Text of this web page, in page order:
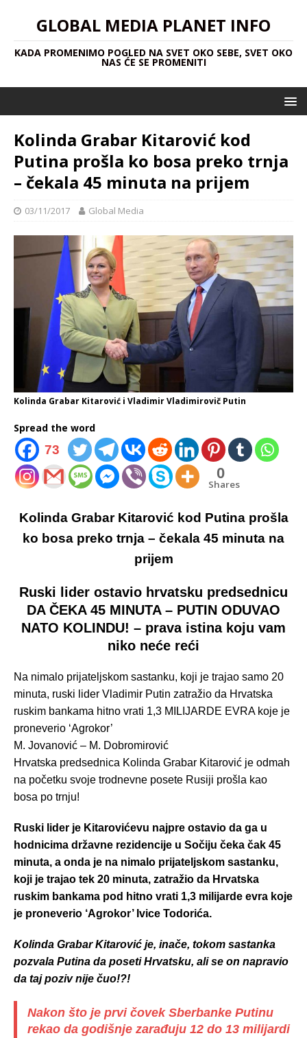
GLOBAL MEDIA PLANET INFO
KADA PROMENIMO POGLED NA SVET OKO SEBE, SVET OKO
NAS ĆE SE PROMENITI
Kolinda Grabar Kitarović kod
Putina prošla ko bosa preko trnja
– čekala 45 minuta na prijem
03/11/2017 Global Media
Kolinda Grabar Kitarović i Vladimir Vladimirovič Putin
Spread the word
73
0
Shares
Kolinda Grabar Kitarović kod Putina prošla
ko bosa preko trnja – čekala 45 minuta na
prijem
Ruski lider ostavio hrvatsku predsednicu
DA ČEKA 45 MINUTA – PUTIN ODUVAO
NATO KOLINDU! – prava istina koju vam
niko neće reći
Na nimalo prijateljskom sastanku, koji je trajao samo 20
minuta, ruski lider Vladimir Putin zatražio da Hrvatska
ruskim bankama hitno vrati 1,3 MILIJARDE EVRA koje je
proneverio ‘Agrokor’
M. Jovanović – M. Dobromirović
Hrvatska predsednica Kolinda Grabar Kitarović je odmah
na početku svoje trodnevne posete Rusiji prošla kao
bosa po trnju!
Ruski lider je Kitarovićevu najpre ostavio da ga u
hodnicima državne rezidencije u Sočiju čeka čak 45
minuta, a onda je na nimalo prijateljskom sastanku,
koji je trajao tek 20 minuta, zatražio da Hrvatska
ruskim bankama pod hitno vrati 1,3 milijarde evra koje
je proneverio ‘Agrokor’ Ivice Todorića.
Kolinda Grabar Kitarović je, inače, tokom sastanka
pozvala Putina da poseti Hrvatsku, ali se on napravio
da taj poziv nije čuo!?!
Nakon što je prvi čovek Sberbanke Putinu
rekao da godišnje zarađuju 12 do 13 milijardi